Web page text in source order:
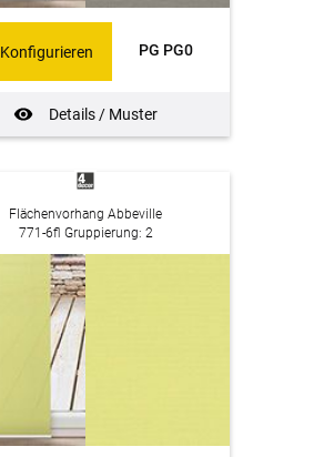
PG PG0
Details / Muster
Konfigurieren
Flächenvorhang Abbeville
771-6fl Gruppierung: 2